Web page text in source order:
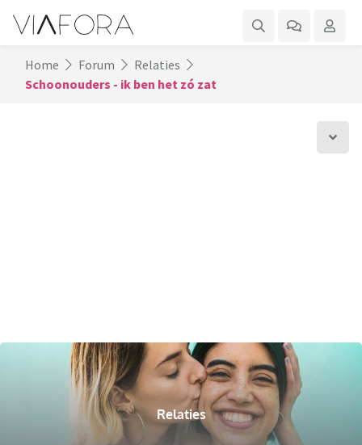
Home Forum
Relaties
Schoonouders - ik ben het zó zat
Relaties